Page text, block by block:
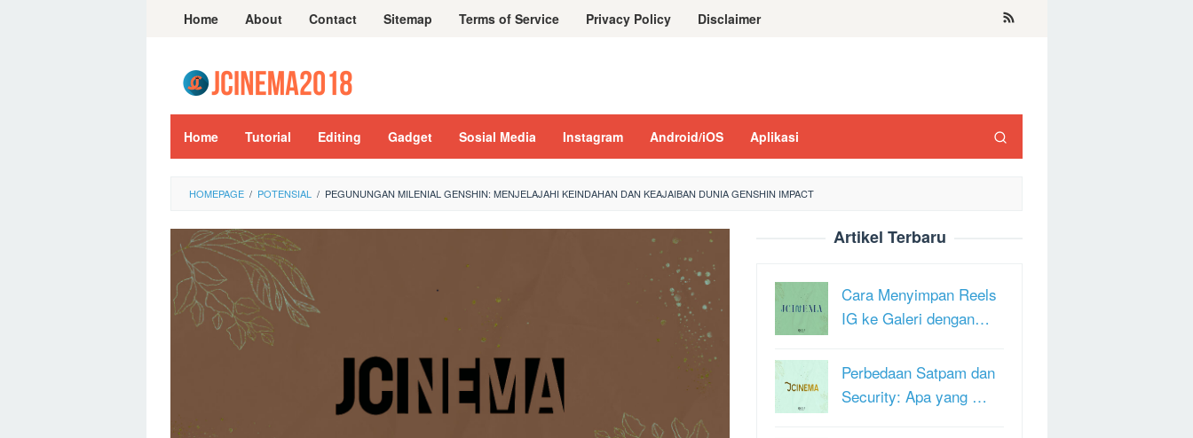
Home About Contact Sitemap Terms of Service Privacy Policy Disclaimer
Home Tutorial Editing Gadget Sosial Media Instagram Android/iOS Aplikasi
HOMEPAGE / POTENSIAL / PEGUNUNGAN MILENIAL GENSHIN: MENJELAJAHI KEINDAHAN DAN KEAJAIBAN DUNIA GENSHIN IMPACT
Artikel Terbaru
Cara Menyimpan Reels
IG ke Galeri dengan…
Perbedaan Satpam dan
Security: Apa yang …